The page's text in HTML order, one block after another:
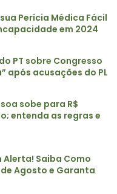
Perícia Médica Fácil
em 2024
PT sobre Congresso
após acusações do PL
sobe para R$
entenda as regras e
Alerta! Saiba Como
Agosto e Garanta